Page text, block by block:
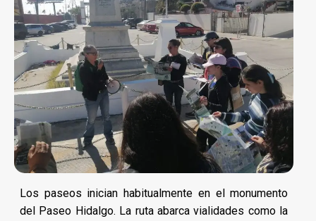
Los paseos inician habitualmente en el monumento
del Paseo Hidalgo. La ruta abarca vialidades como la